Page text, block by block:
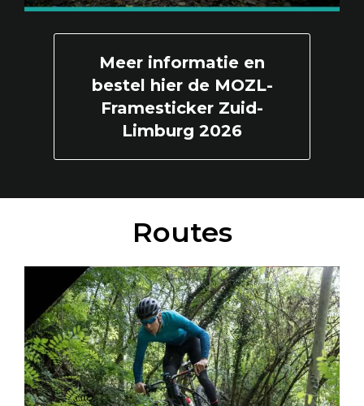
Meer informatie en
bestel hier de MOZL-
Framesticker Zuid-
Limburg 2026
Routes